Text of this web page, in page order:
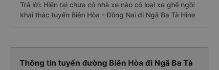
Trả lời: Hiện tại chưa có nhà xe nào có loại xe ghế ngồi
khai thác tuyến Biên Hòa - Đồng Nai đi Ngã Ba Tà Hine
Thông tin tuyến đường Biên Hòa đi Ngã Ba Tà